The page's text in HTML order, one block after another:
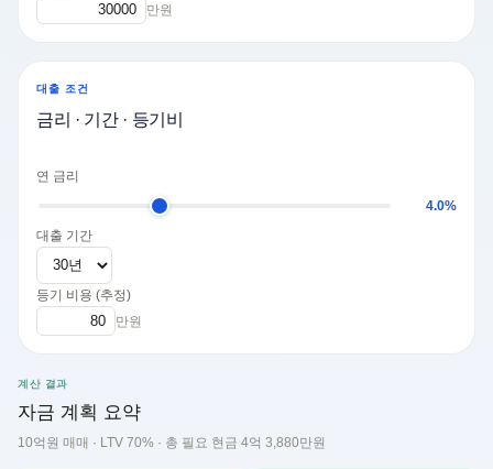
만원
대출 조건
금리 · 기간 · 등기비
연 금리
4.0%
대출 기간
등기 비용 (추정)
만원
계산 결과
자금 계획 요약
10억원 매매 · LTV 70% · 총 필요 현금 4억 3,880만원